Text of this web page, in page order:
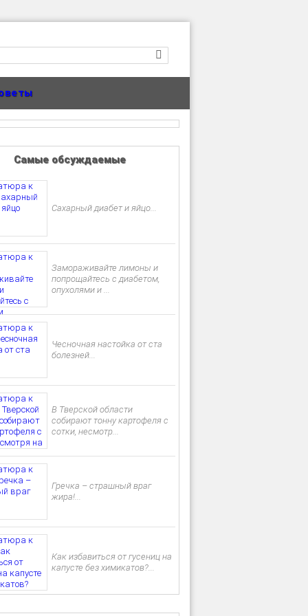
Самые обсуждаемые
Сахарный диабет и яйцо...
Замораживайте лимоны и
попрощайтесь с диабетом,
опухолями и ...
Чесночная настойка от ста
болезней...
В Тверской области
собирают тонну картофеля с
сотки, несмотр...
Гречка – страшный враг
жира!...
Как избавиться от гусениц на
капусте без химикатов?...